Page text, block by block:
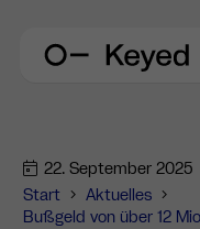
22. September 2025
Start
Aktuelles
Bußgeld von über 12